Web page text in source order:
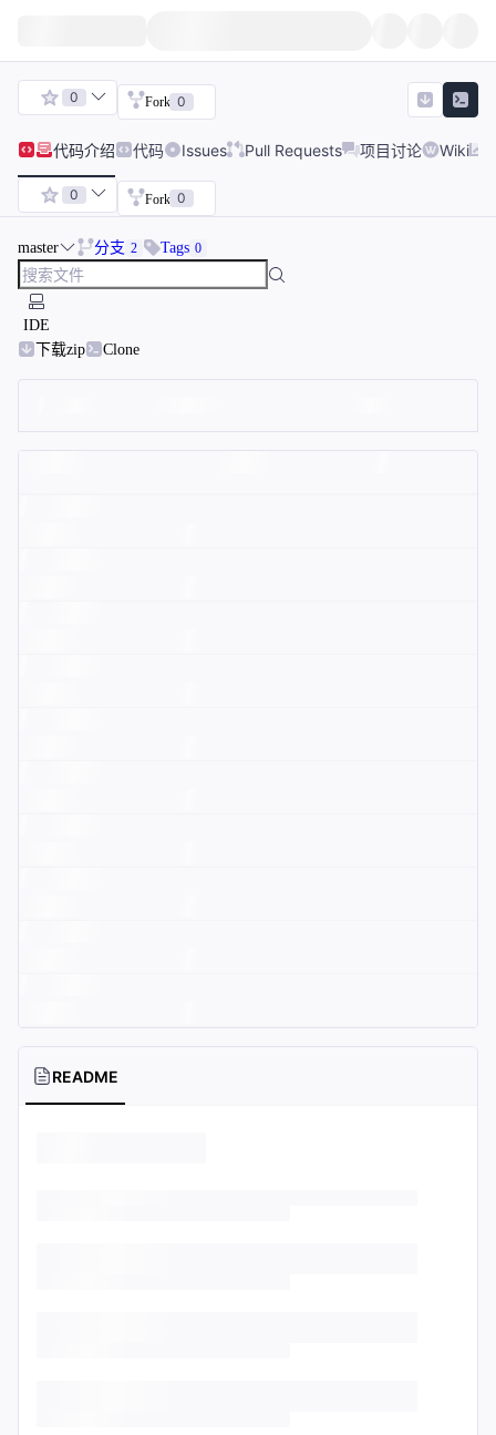
0 Fork 0
代码介绍 代码 Issues Pull Requests 项目讨论 Wiki
0 Fork 0
master 分支 2 Tags 0
IDE
下载zip
Clone
README